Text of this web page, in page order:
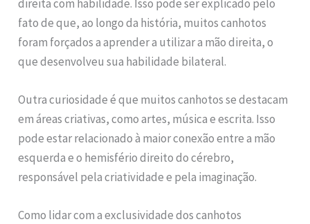
direita com habilidade. Isso pode ser explicado pelo
fato de que, ao longo da história, muitos canhotos
foram forçados a aprender a utilizar a mão direita, o
que desenvolveu sua habilidade bilateral.
Outra curiosidade é que muitos canhotos se destacam
em áreas criativas, como artes, música e escrita. Isso
pode estar relacionado à maior conexão entre a mão
esquerda e o hemisfério direito do cérebro,
responsável pela criatividade e pela imaginação.
Como lidar com a exclusividade dos canhotos